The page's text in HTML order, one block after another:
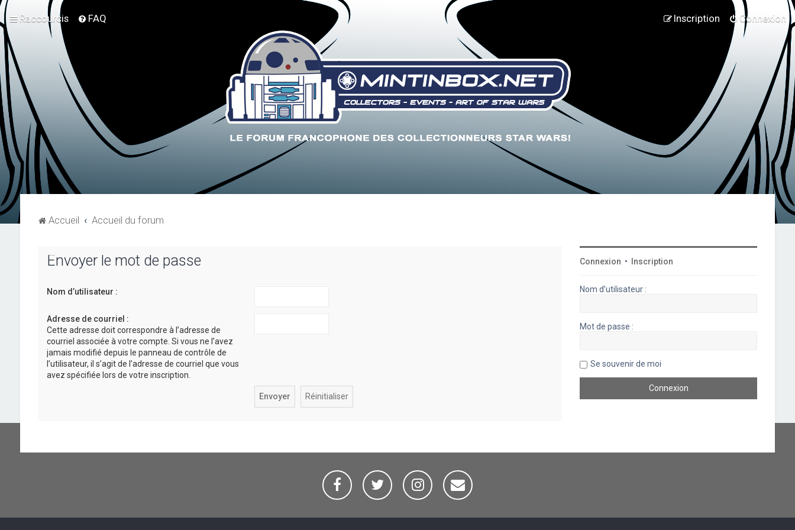
Raccourcis FAQ Connexion
Inscription
Accueil Accueil du forum
Envoyer le mot de passe
Nom d’utilisateur :
Adresse de courriel :
Cette adresse doit correspondre à l’adresse de
courriel associée à votre compte. Si vous ne l’avez
jamais modifié depuis le panneau de contrôle de
l’utilisateur, il s’agit de l’adresse de courriel que vous
avez spécifiée lors de votre inscription.
Connexion • Inscription
Nom d’utilisateur :
Mot de passe :
Se souvenir de moi